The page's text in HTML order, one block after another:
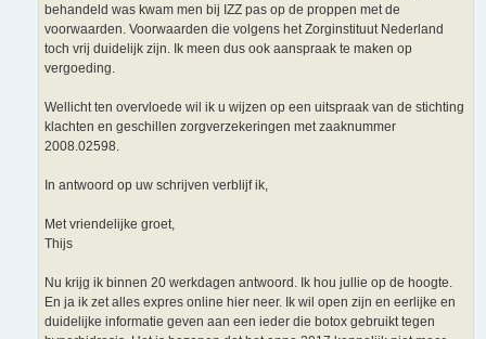
behandeld was kwam men bij IZZ pas op de proppen met de
voorwaarden. Voorwaarden die volgens het Zorginstituut Nederland
toch vrij duidelijk zijn. Ik meen dus ook aanspraak te maken op
vergoeding.
Wellicht ten overvloede wil ik u wijzen op een uitspraak van de stichting
klachten en geschillen zorgverzekeringen met zaaknummer
2008.02598.
In antwoord op uw schrijven verblijf ik,
Met vriendelijke groet,
Thijs
Nu krijg ik binnen 20 werkdagen antwoord. Ik hou jullie op de hoogte.
En ja ik zet alles expres online hier neer. Ik wil open zijn en eerlijke en
duidelijke informatie geven aan een ieder die botox gebruikt tegen